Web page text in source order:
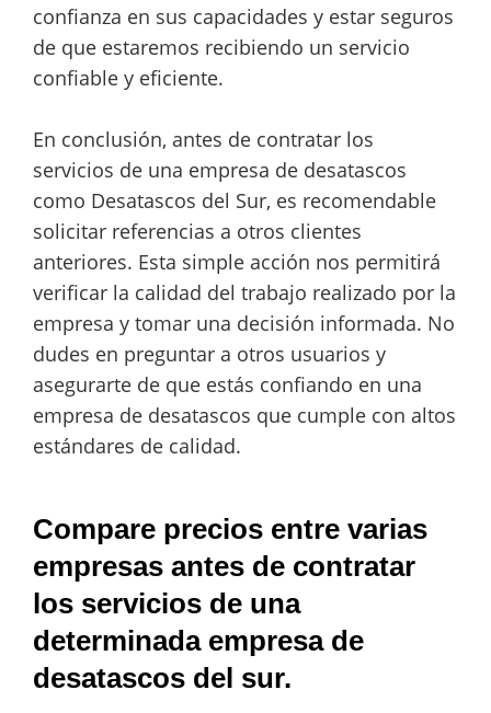
confianza en sus capacidades y estar seguros
de que estaremos recibiendo un servicio
confiable y eficiente.
En conclusión, antes de contratar los
servicios de una empresa de desatascos
como Desatascos del Sur, es recomendable
solicitar referencias a otros clientes
anteriores. Esta simple acción nos permitirá
verificar la calidad del trabajo realizado por la
empresa y tomar una decisión informada. No
dudes en preguntar a otros usuarios y
asegurarte de que estás confiando en una
empresa de desatascos que cumple con altos
estándares de calidad.
Compare precios entre varias
empresas antes de contratar
los servicios de una
determinada empresa de
desatascos del sur.